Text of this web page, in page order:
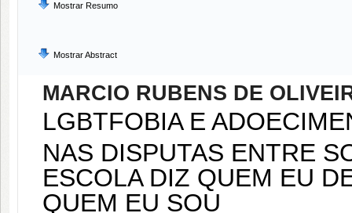
Mostrar Resumo
Mostrar Abstract
MARCIO RUBENS DE
LGBTFOBIA E
NAS DISPUTAS ENTRE
ESCOLA DIZ QUEM EU
QUEM EU SOU